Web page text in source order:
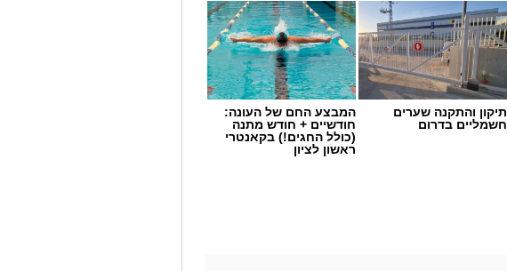
תיקון והתקנה שערים
חשמליים בדרום
המבצע החם של העונה:
חודשיים + חודש מתנה
(כולל החגים!) בקאנטרי
ראשון לציון